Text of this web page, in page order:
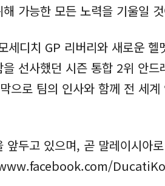
가능한 모든 노력을 기울일
디치 GP 리버리와 새로운
선사했던 시즌 통합 2위 안
으로 팀의 인사와 함께 전 세
두고 있으며, 곧 말레이시아